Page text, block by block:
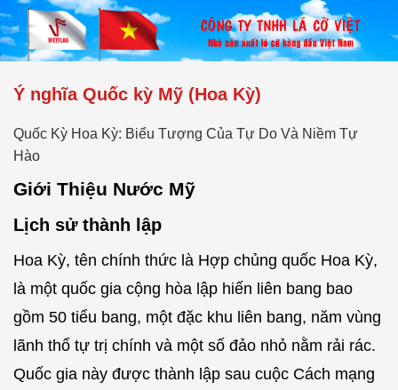
Ý nghĩa Quốc kỳ Mỹ (Hoa Kỳ)
Quốc Kỳ Hoa Kỳ: Biểu Tượng Của Tự Do Và Niềm Tự
Hào
Giới Thiệu Nước Mỹ
Lịch sử thành lập
Hoa Kỳ, tên chính thức là Hợp chủng quốc Hoa Kỳ,
là một quốc gia cộng hòa lập hiến liên bang bao
gồm 50 tiểu bang, một đặc khu liên bang, năm vùng
lãnh thổ tự trị chính và một số đảo nhỏ nằm rải rác.
Quốc gia này được thành lập sau cuộc Cách mạng